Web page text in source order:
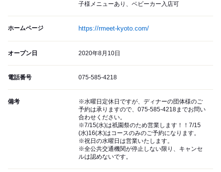
子様メニューあり、ベビーカー入店可
ホームページ https://rmeet-kyoto.com/
オープン日 2020年8月10日
電話番号 075-585-4218
備考
※水曜日定休日ですが、ディナーの団体様のご
予約は承りますので、075-585-4218までお問い
合わせください。
※7/15(水)は祇園祭のため営業します！！7/15
(水)16(木)はコースのみのご予約になります。
※祝日の水曜日は営業いたします。
※全公共交通機関が停止しない限り、キャンセ
ルは認めないです。